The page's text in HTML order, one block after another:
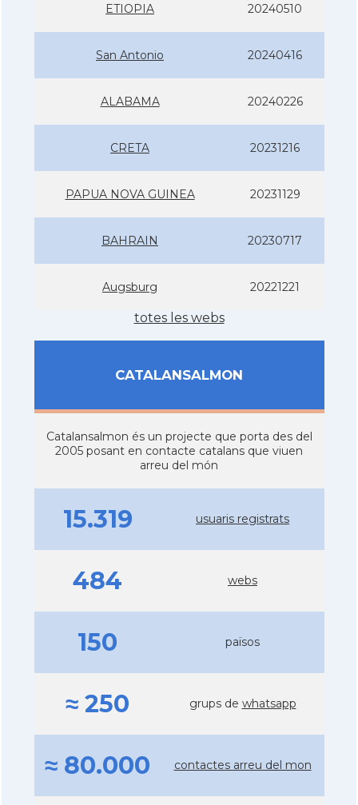
ETIOPIA 20240510
San Antonio 20240416
ALABAMA 20240226
CRETA 20231216
PAPUA NOVA GUINEA 20231129
BAHRAIN 20230717
Augsburg 20221221
totes les webs
CATALANSALMON
Catalansalmon és un projecte que porta des del
2005 posant en contacte catalans que viuen
arreu del món
15.319 usuaris registrats
484 webs
150 països
≈ 250 grups de whatsapp
≈ 80.000 contactes arreu del mon